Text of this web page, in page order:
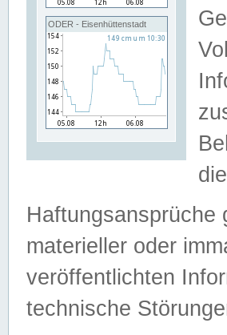
ODER - Eisenhüttenstadt
Haftungsansprüche
materieller oder
veröffentlichten
technische